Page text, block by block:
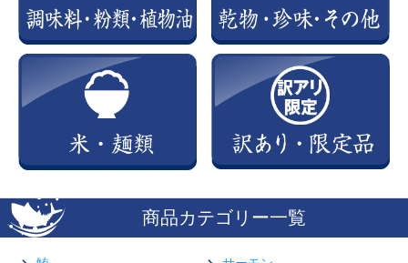
商品カテゴリー一覧